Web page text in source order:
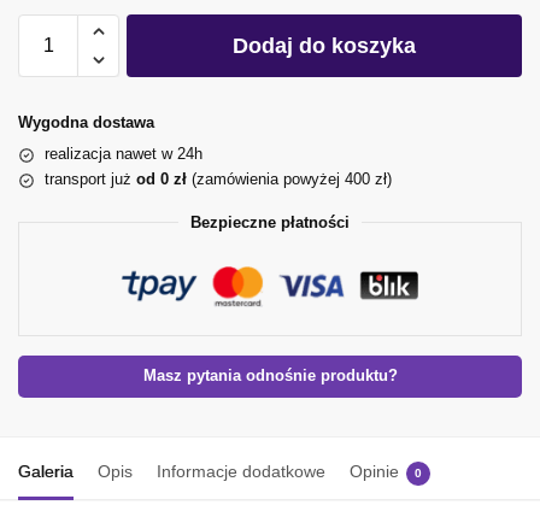
Dodaj do koszyka
Wygodna dostawa
realizacja nawet w 24h
transport już od 0 zł (zamówienia powyżej 400 zł)
Bezpieczne płatności
Masz pytania odnośnie produktu?
Galeria Opis Informacje dodatkowe Opinie 0